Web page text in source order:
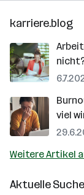
karriere.blog
viel
Weitere Artikel
Aktuelle